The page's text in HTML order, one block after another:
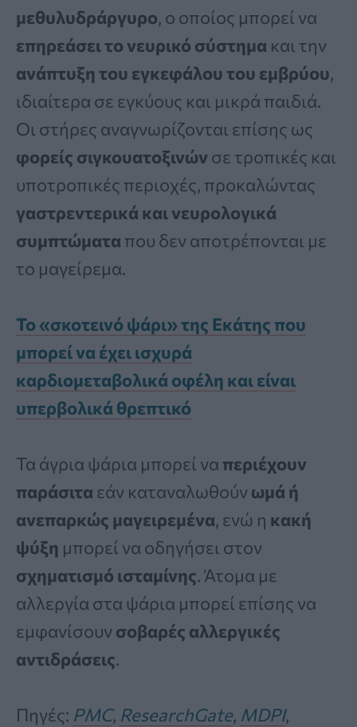
μεθυλυδράργυρο, ο οποίος μπορεί να
επηρεάσει το νευρικό σύστημα και την
ανάπτυξη του εγκεφάλου του εμβρύου,
ιδιαίτερα σε εγκύους και μικρά παιδιά.
Οι στήρες αναγνωρίζονται επίσης ως
φορείς σιγκουατοξινών σε τροπικές και
υποτροπικές περιοχές, προκαλώντας
γαστρεντερικά και νευρολογικά
συμπτώματα που δεν αποτρέπονται με
το μαγείρεμα.
Το «σκοτεινό ψάρι» της Εκάτης που
μπορεί να έχει ισχυρά
καρδιομεταβολικά οφέλη και είναι
υπερβολικά θρεπτικό
Τα άγρια ψάρια μπορεί να περιέχουν
παράσιτα εάν καταναλωθούν ωμά ή
ανεπαρκώς μαγειρεμένα, ενώ η κακή
ψύξη μπορεί να οδηγήσει στον
σχηματισμό ισταμίνης. Άτομα με
αλλεργία στα ψάρια μπορεί επίσης να
εμφανίσουν σοβαρές αλλεργικές
αντιδράσεις.
Πηγές: PMC, ResearchGate, MDPI,